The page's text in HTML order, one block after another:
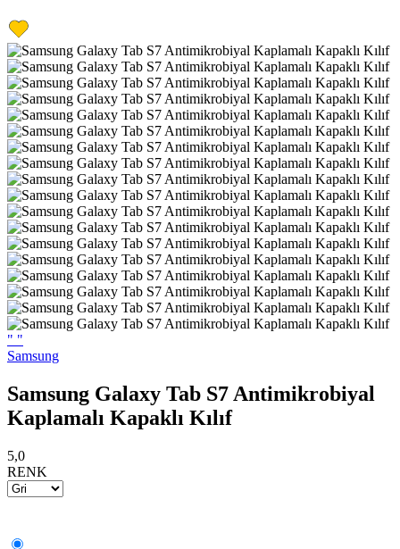
" "
Samsung
Samsung Galaxy Tab S7 Antimikrobiyal
Kaplamalı Kapaklı Kılıf
5,0
RENK